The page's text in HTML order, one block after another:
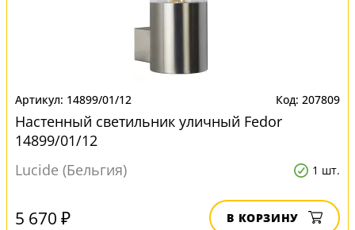
14899/01/12 207809
Настенный светильник уличный Fedor
14899/01/12
Lucide (Бельгия)
1 шт.
5 670 ₽ В КОРЗИНУ